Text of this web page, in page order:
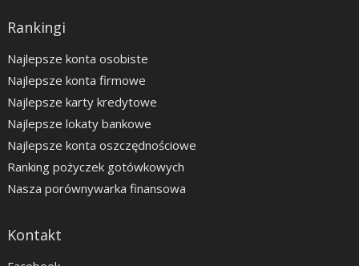
Rankingi
Najlepsze konta osobiste
Najlepsze konta firmowe
Najlepsze karty kredytowe
Najlepsze lokaty bankowe
Najlepsze konta oszczędnościowe
Ranking pożyczek gotówkowych
Nasza porównywarka finansowa
Kontakt